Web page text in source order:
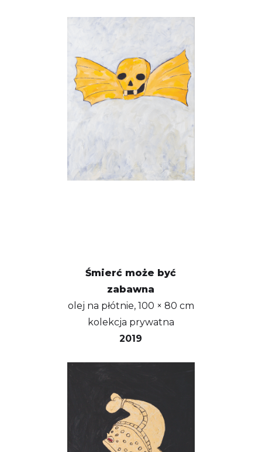
Śmierć może być
zabawna
olej na płótnie, 100 × 80 cm
kolekcja prywatna
2019